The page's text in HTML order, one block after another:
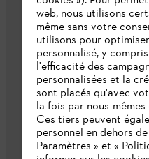
web, nous utilisons
même sans votre
utilisons pour
personnalisé, y
l'efficacité des
personnalisées et la
sont placés qu'avec
la fois par nous-
Ces tiers peuvent
personnel en dehors
Paramètres » et «